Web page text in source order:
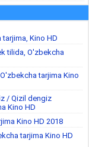
Kino HD
tilida, O'zbekcha
tarjima Kino
/ Qizil dengiz
Kino HD
Kino HD 2018
tarjima Kino HD